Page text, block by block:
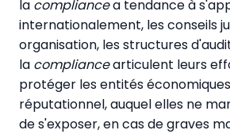
la compliancea tendance à
internationalement, les conseils
organisation, les structures
la compliancearticulent leurs
protéger les entités
réputationnel, auquel elles ne
de s'exposer, en cas de graves